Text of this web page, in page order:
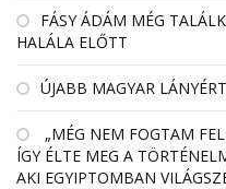
FÁSY ÁDÁM MÉG
HALÁLA ELŐTT
ÚJABB MAGYAR
„MÉG NEM FOGTAM
ÍGY ÉLTE MEG A
AKI EGYIPTOMBAN